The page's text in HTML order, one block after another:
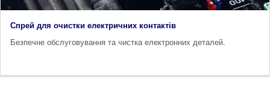
Спрей для очистки електричних контактів
Безпечне обслуговування та чистка електронних деталей.